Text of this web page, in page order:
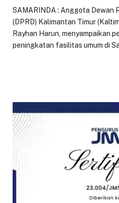
SAMARINDA : Anggota Dewan
(DPRD) Kalimantan Timur
Rayhan Harun, menyampaikan
peningkatan fasilitas umum di